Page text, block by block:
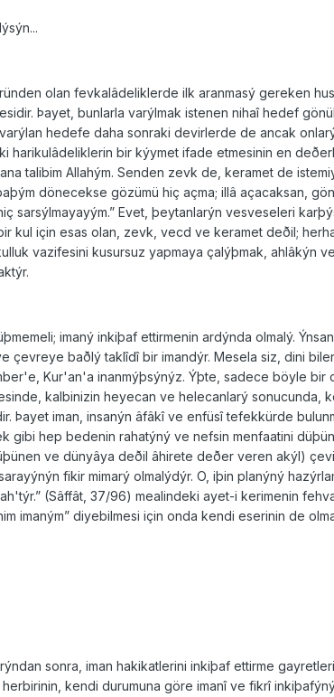
olan fevkalâdeliklerde ilk aranmasý gereken
Þayet, bunlarla varýlmak istenen nihaî hedef
hedefe daha sonraki devirlerde de ancak
bir kýymet ifade etmesinin en
talibim Allahým. Senden zevk de, keramet de
dönecekse gözümü hiç açma; illâ açacaksan,
sarsýlmayayým.” Evet, þeytanlarýn vesveseleri
kul için esas olan, zevk, vecd ve keramet deðil;
vazifesini kusursuz yapmaya çalýþmak, ahlâkýn
imaný inkiþaf ettirmenin ardýnda olmalý.
çevreye baðlý taklîdî bir imandýr. Mesela siz, dini
Kur'an'a inanmýþsýnýz. Ýþte, sadece böyle bir
kalbinizin heyecan ve helecanlarý
Þayet iman, insanýn âfâkî ve enfüsî tefekkürde
gibi hep bedenin rahatýný ve nefsin menfaatini
ve dünyâya deðil âhirete deðer veren akýl)
fikir mimarý olmalýdýr. O, iþin planýný
(Sâffât, 37/96) mealindeki ayet-i kerimenin
imaným” diyebilmesi için onda kendi eserinin de
sonra, iman hakikatlerini inkiþaf ettirme
kendi durumuna göre imanî ve fikrî